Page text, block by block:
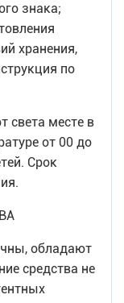
знака;
хранения,
по
света месте в
от 00 до
Срок
обладают
средства не